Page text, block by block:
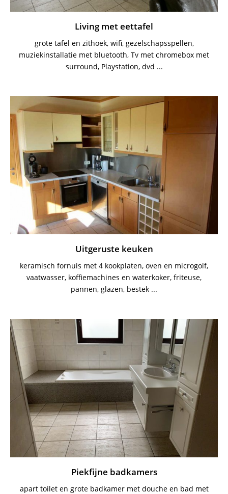
Living met eettafel
grote tafel en zithoek, wifi, gezelschapsspellen,
muziekinstallatie met bluetooth, Tv met chromebox met
surround, Playstation, dvd ...
Uitgeruste keuken
keramisch fornuis met 4 kookplaten, oven en microgolf,
vaatwasser, koffiemachines en waterkoker, friteuse,
pannen, glazen, bestek ...
Piekfijne badkamers
apart toilet en grote badkamer met douche en bad met